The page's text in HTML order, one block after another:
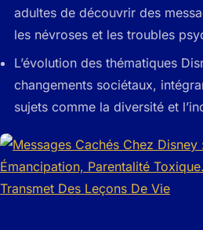
adultes de découvrir des
les névroses et les troubles
L’évolution des thématiques
changements sociétaux,
sujets comme la diversité et